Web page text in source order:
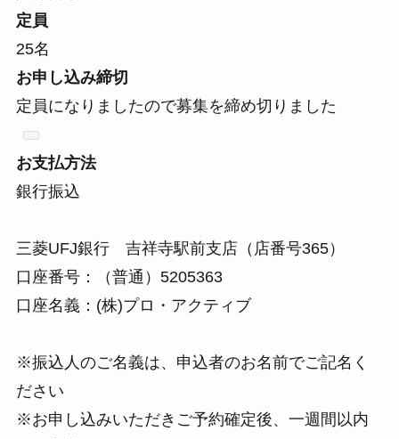
定員
25名
お申し込み締切
定員になりましたので募集を締め切りました
お支払方法
銀行振込
三菱UFJ銀行 吉祥寺駅前支店（店番号365）
口座番号：（普通）5205363
口座名義：(株)プロ・アクティブ
※振込人のご名義は、申込者のお名前でご記名く
ださい
※お申し込みいただきご予約確定後、 一週間以内